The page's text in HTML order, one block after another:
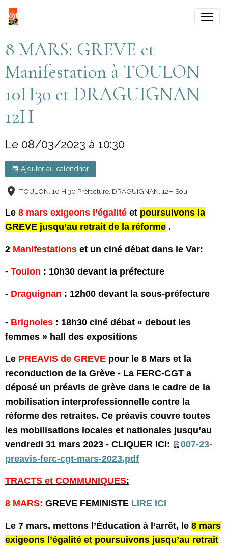
8 MARS: GREVE et
Manifestation à TOULON
10H30 et DRAGUIGNAN
12H
Le 08/03/2023 à 10:30
Ajouter au calendrier
TOULON, 10 H 30 Préfecture, DRAGUIGNAN, 12H Sou
Le 8 mars exigeons l’égalité et poursuivons la
GREVE jusqu’au retrait de la réforme .
2 Manifestations et un ciné débat dans le Var:
- Toulon : 10h30 devant la préfecture
- Draguignan : 12h00 devant la sous-préfecture
- Brignoles : 18h30 ciné débat « debout les
femmes » hall des expositions
Le PREAVIS de GREVE pour le 8 Mars et la
reconduction de la Grève - La FERC-CGT a
déposé un préavis de grève dans le cadre de la
mobilisation interprofessionnelle contre la
réforme des retraites. Ce préavis couvre toutes
les mobilisations locales et nationales jusqu’au
vendredi 31 mars 2023 - CLIQUER ICI:
007-23-
preavis-ferc-cgt-mars-2023.pdf
TRACTS et COMMUNIQUES:
8 MARS: GREVE FEMINISTE LIRE ICI
Le 7 mars, mettons l’Éducation à l’arrêt, le 8 mars
exigeons l’égalité et poursuivons jusqu’au retrait